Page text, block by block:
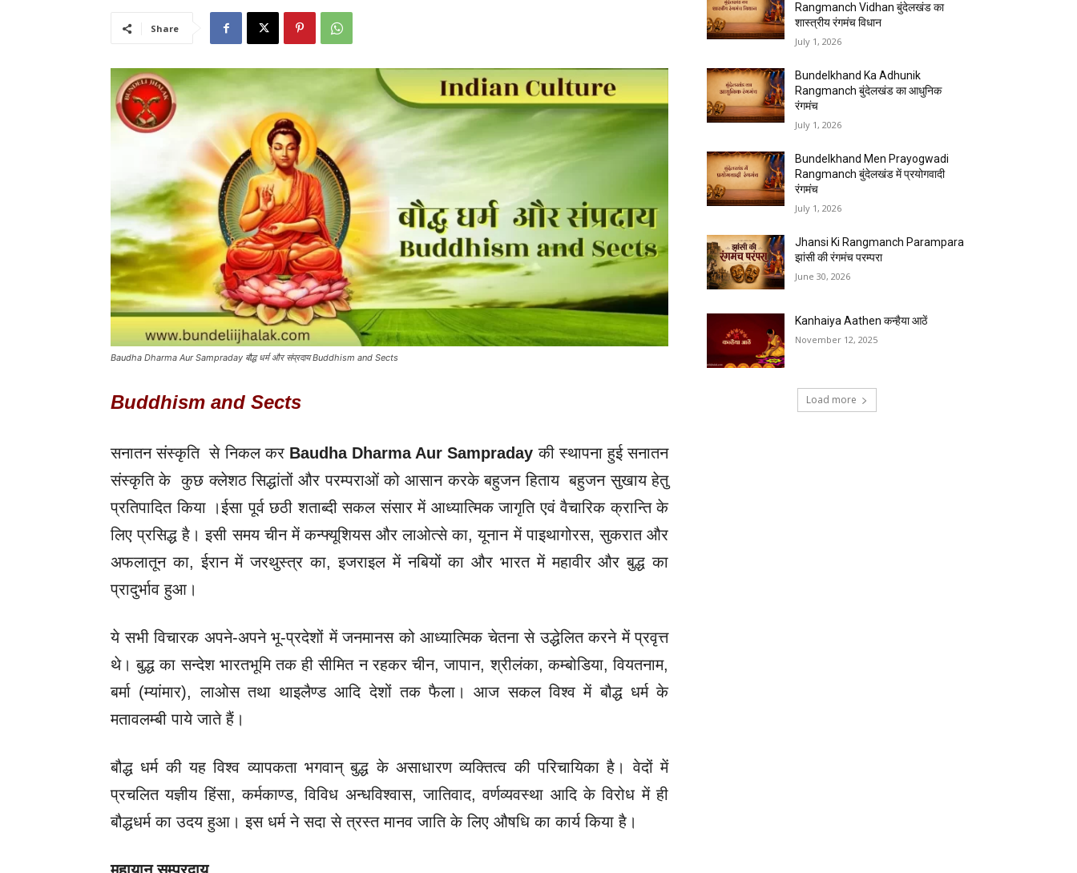
Share
Baudha Dharma Aur Sampraday बौद्ध धर्म और संप्रदाय Buddhism and Sects
Buddhism and Sects
सनातन संस्कृति से निकल कर Baudha Dharma Aur Sampradayकी स्थापना हुई सनातन
संस्कृति के कुछ क्लेशठ सिद्धांतों और परम्पराओं को आसान करके बहुजन हिताय बहुजन सुखाय हेतु
प्रतिपादित किया ।ईसा पूर्व छठी शताब्दी सकल संसार में आध्यात्मिक जागृति एवं वैचारिकक्रान्ति के
लिए प्रसिद्ध है। इसी समय चीन में कन्फ्यूशियस और लाओत्से का, यूनान में पाइथागोरस, सुकरात और
अफलातून का, ईरान में जरथुस्त्र का, इजराइल में नबियों का और भारत में महावीर और बुद्ध का
प्रादुर्भाव हुआ।
ये सभी विचारक अपने-अपने भू-प्रदेशों में जनमानस को आध्यात्मिक चेतना से उद्धेलित करने में प्रवृत्त
थे। बुद्ध का सन्देश भारतभूमि तक ही सीमित न रहकर चीन, जापान, श्रीलंका, कम्बोडिया, वियतनाम
बर्मा (म्यांमार), लाओस तथा थाइलैण्ड आदि देशों तक फैला। आज सकल विश्व में बौद्ध धर्म के
मतावलम्बी पाये जाते हैं।
बौद्ध धर्म की यह विश्व व्यापकता भगवान् बुद्ध के असाधारण व्यक्तित्व की परिचायिका है। वेदों में
प्रचलित यज्ञीय हिंसा, कर्मकाण्ड, विविध अन्धविश्वास, जातिवाद, वर्णव्यवस्था आदि के विरोध में ही
बौद्धधर्म का उदय हुआ। इस धर्म ने सदा से त्रस्त मानव जाति के लिए औषधि का कार्य किया है।
Rangmanch Vidhan बुंदेलखंड का
शास्त्रीय रंगमंच विधान
July 1, 2026
Bundelkhand Ka Adhunik
Rangmanch बुंदेलखंड का आधुनिक
रंगमंच
July 1, 2026
Bundelkhand Men Prayogwadi
Rangmanch बुंदेलखंड में प्रयोगवादी
रंगमंच
July 1, 2026
Jhansi Ki Rangmanch Parampara
झांसी की रंगमंच परम्परा
June 30, 2026
Kanhaiya Aathen कन्हैया आठें
November 12, 2025
Load more